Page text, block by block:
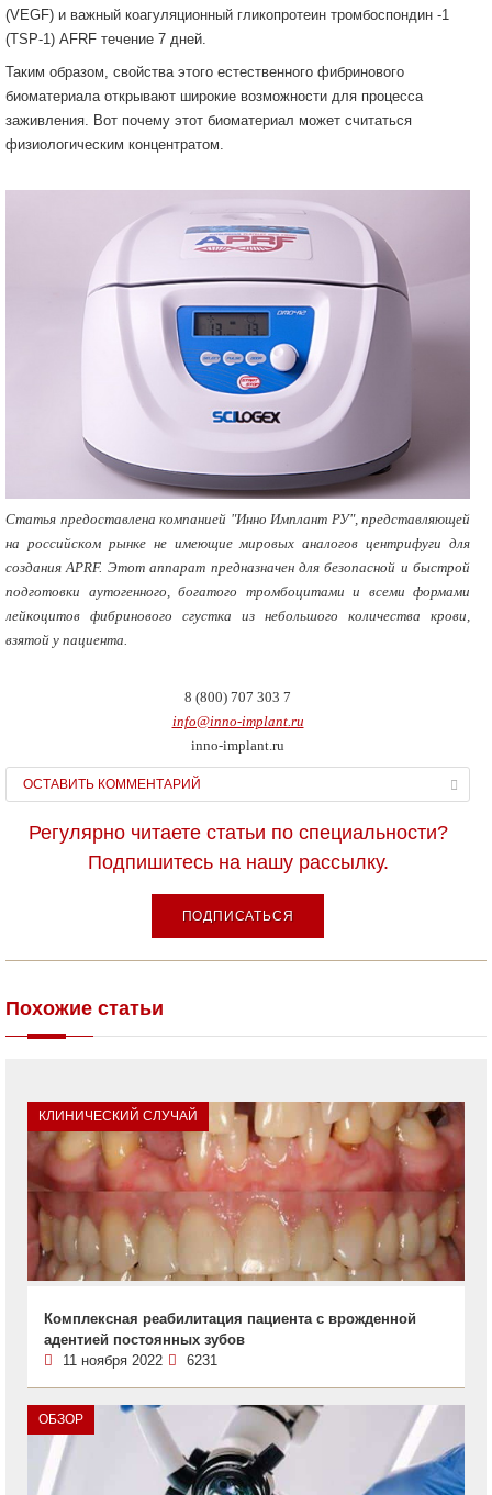
(VEGF) и важный коагуляционный гликопротеин тромбоспондин -1
(TSP-1) AFRF течение 7 дней.
Таким образом, свойства этого естественного фибринового
биоматериала открывают широкие возможности для процесса
заживления. Вот почему этот биоматериал может считаться
физиологическим концентратом.
Статья предоставлена компанией "Инно Имплант РУ", представляющей
на российском рынке не имеющие мировых аналогов центрифуги для
создания APRF. Этот аппарат предназначен для безопасной и быстрой
подготовки аутогенного, богатого тромбоцитами и всеми формами
лейкоцитов фибринового сгустка из небольшого количества крови,
взятой у пациента.
8 (800) 707 303 7
info@inno-implant.ru
inno-implant.ru
ОСТАВИТЬ КОММЕНТАРИЙ
Регулярно читаете статьи по специальности?
Подпишитесь на нашу рассылку.
ПОДПИСАТЬСЯ
Похожие статьи
КЛИНИЧЕСКИЙ СЛУЧАЙ
Комплексная реабилитация пациента с врожденной
адентией постоянных зубов
11 ноября 2022
6231
ОБЗОР